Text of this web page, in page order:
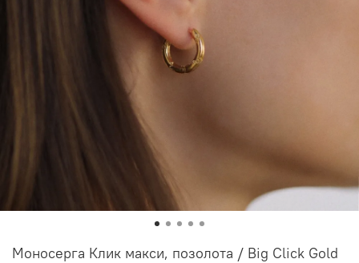
Моносерга Клик макси, позолота / Big Click Gold